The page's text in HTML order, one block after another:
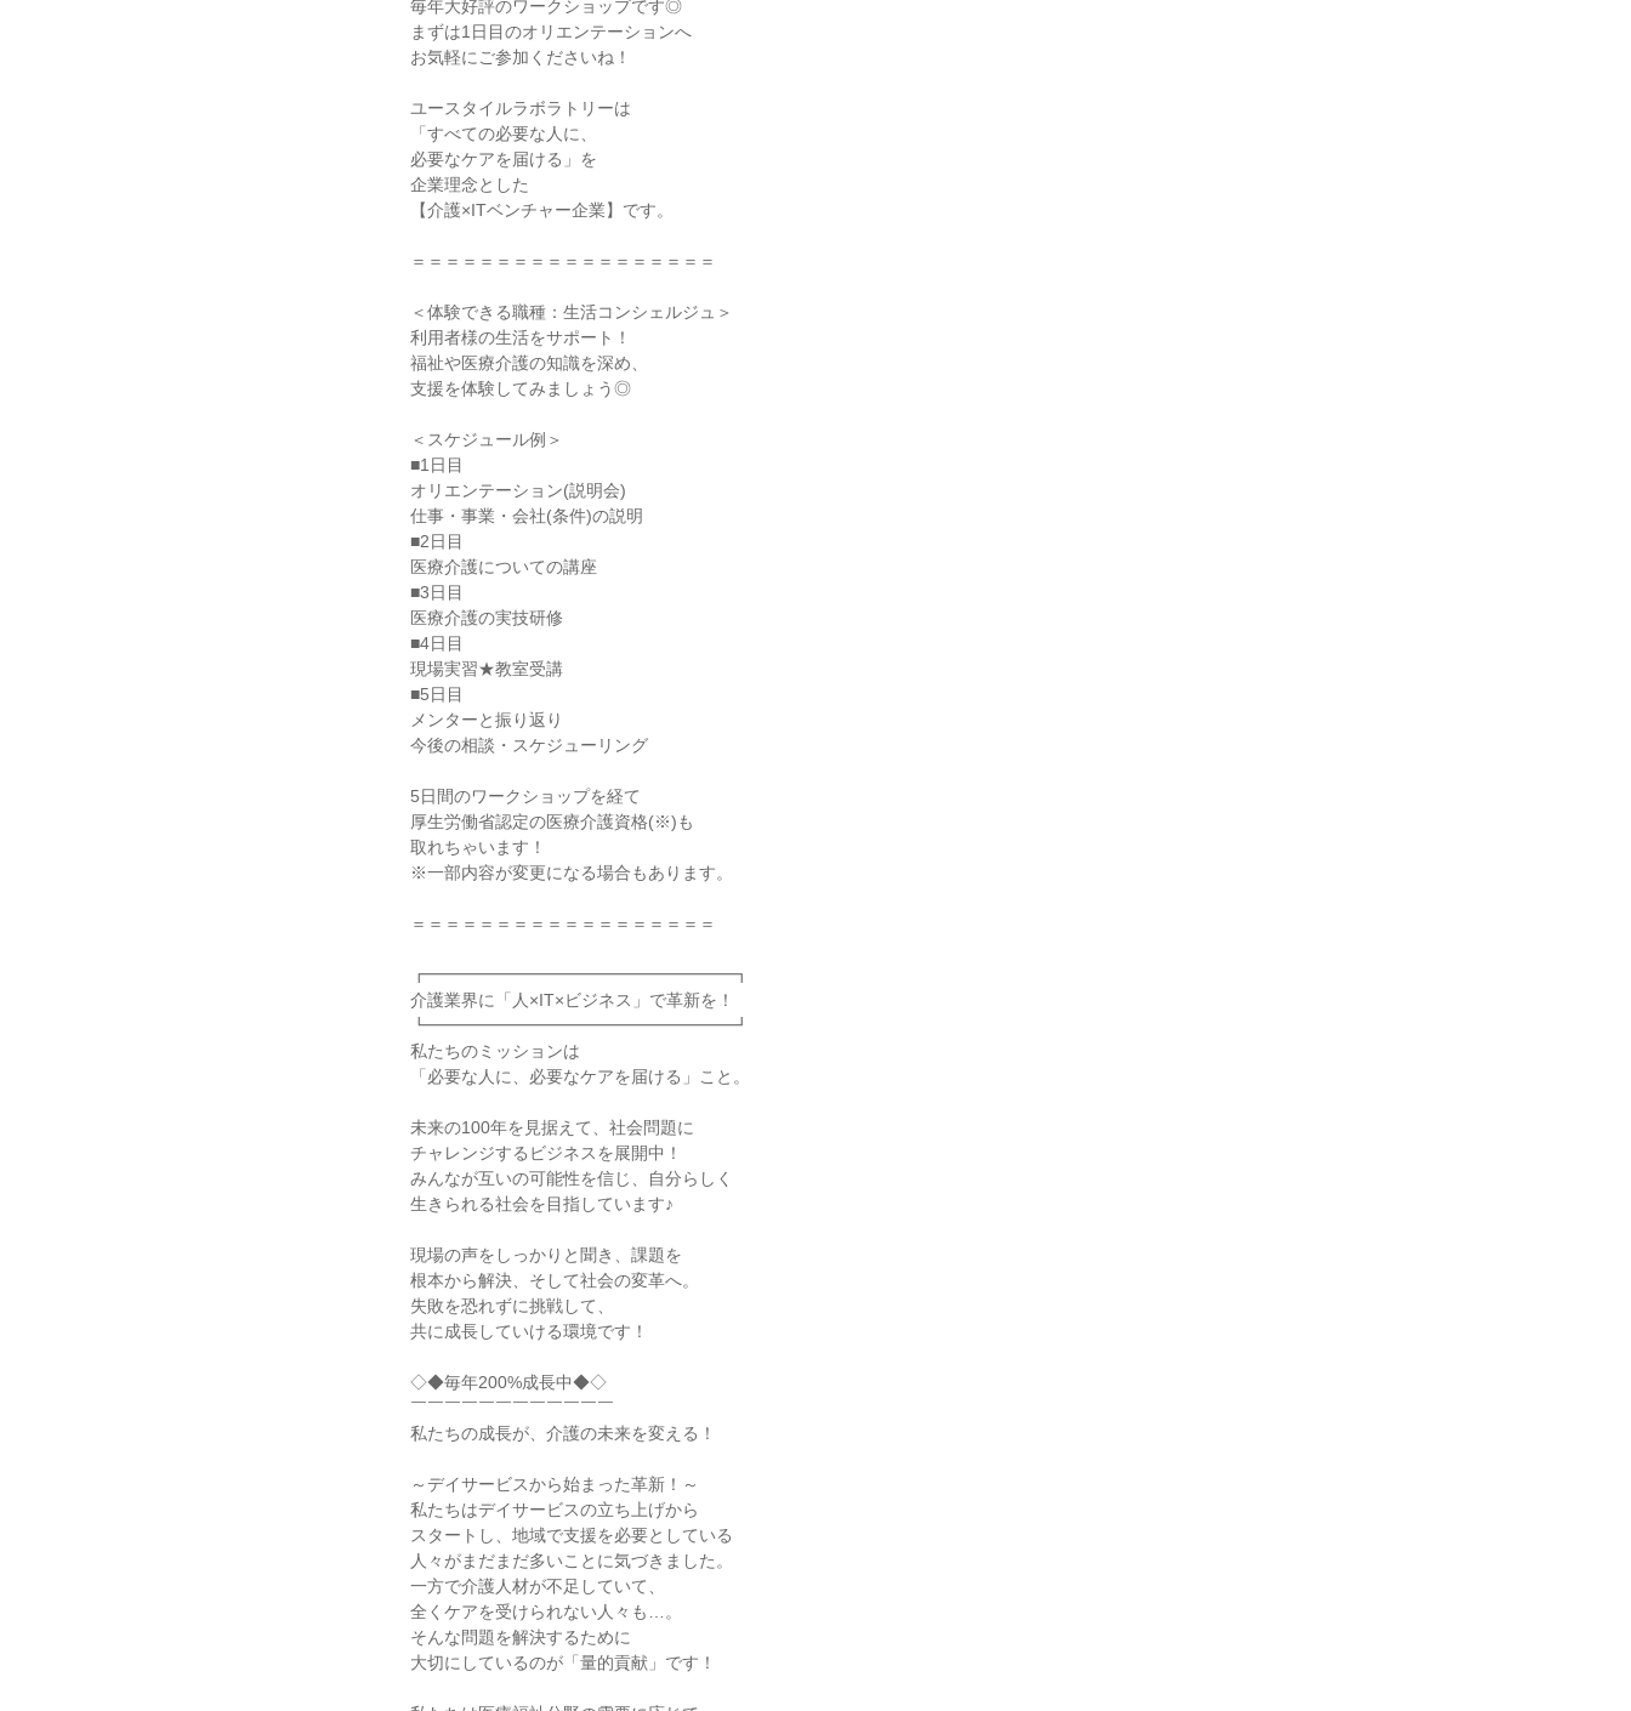
毎年大好評のワークショップです◎
まずは1日目のオリエンテーションへ
お気軽にご参加くださいね！
ユースタイルラボラトリーは
「すべての必要な人に、
必要なケアを届ける」を
企業理念とした
【介護×ITベンチャー企業】です。
＝＝＝＝＝＝＝＝＝＝＝＝＝＝＝＝＝＝
＜体験できる職種：生活コンシェルジュ＞
利用者様の生活をサポート！
福祉や医療介護の知識を深め、
支援を体験してみましょう◎
＜スケジュール例＞
■1日目
オリエンテーション(説明会)
仕事・事業・会社(条件)の説明
■2日目
医療介護についての講座
■3日目
医療介護の実技研修
■4日目
現場実習★教室受講
■5日目
メンターと振り返り
今後の相談・スケジューリング
5日間のワークショップを経て
厚生労働省認定の医療介護資格(※)も
取れちゃいます！
※一部内容が変更になる場合もあります。
＝＝＝＝＝＝＝＝＝＝＝＝＝＝＝＝＝＝
┏━━━━━━━━━━━━━━━━━━┓
介護業界に「人×IT×ビジネス」で革新を！
┗━━━━━━━━━━━━━━━━━━┛
私たちのミッションは
「必要な人に、必要なケアを届ける」こと。
未来の100年を見据えて、社会問題に
チャレンジするビジネスを展開中！
みんなが互いの可能性を信じ、自分らしく
生きられる社会を目指しています♪
現場の声をしっかりと聞き、課題を
根本から解決、そして社会の変革へ。
失敗を恐れずに挑戦して、
共に成長していける環境です！
◇◆毎年200%成長中◆◇
￣￣￣￣￣￣￣￣￣￣￣￣
私たちの成長が、介護の未来を変える！
～デイサービスから始まった革新！～
私たちはデイサービスの立ち上げから
スタートし、地域で支援を必要としている
人々がまだまだ多いことに気づきました。
一方で介護人材が不足していて、
全くケアを受けられない人々も…。
そんな問題を解決するために
大切にしているのが「量的貢献」です！